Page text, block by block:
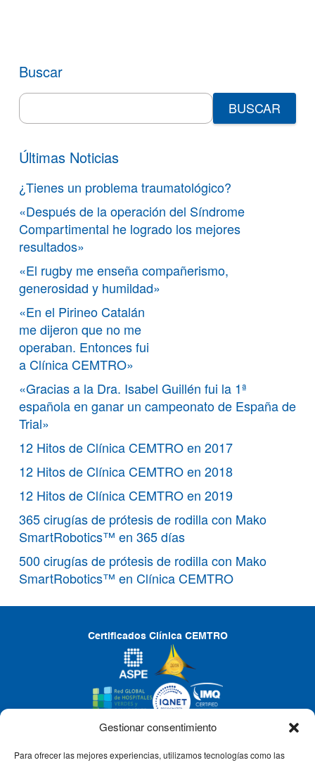
Gestionar consentimiento
Para ofrecer las mejores experiencias, utilizamos tecnologías como las
Buscar
Search
for:
Últimas Noticias
¿Tienes un problema traumatológico?
«Después de la operación del Síndrome
Compartimental he logrado los mejores
resultados»
«El rugby me enseña compañerismo,
generosidad y humildad»
«En el Pirineo Catalán
me dijeron que no me
operaban. Entonces fui
a Clínica CEMTRO»
«Gracias a la Dra. Isabel Guillén fui la 1ª
española en ganar un campeonato de España de
Trial»
12 Hitos de Clínica CEMTRO en 2017
12 Hitos de Clínica CEMTRO en 2018
12 Hitos de Clínica CEMTRO en 2019
365 cirugías de prótesis de rodilla con Mako
SmartRobotics™ en 365 días
500 cirugías de prótesis de rodilla con Mako
SmartRobotics™ en Clínica CEMTRO
Certificados Clínica CEMTRO